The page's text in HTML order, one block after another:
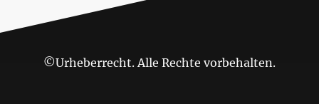
©Urheberrecht. Alle Rechte vorbehalten.